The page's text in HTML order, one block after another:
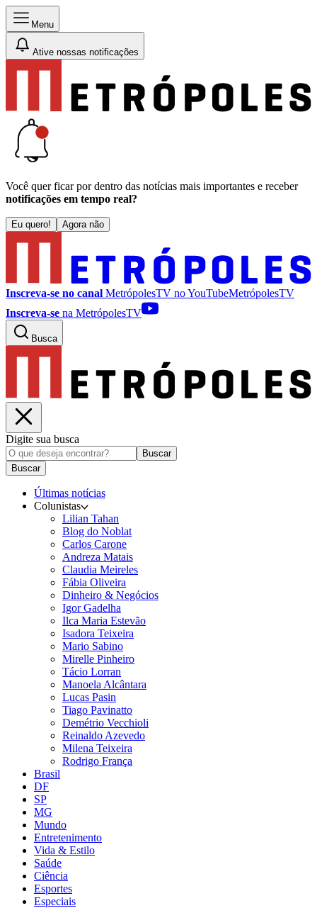
Menu
Ative nossas notificações
Você quer ficar por dentro das notícias mais importantes e receber
notificações em tempo real?
Eu quero! Agora não
Inscreva-se no canal MetrópolesTV noYouTubeMetrópolesTV
Inscreva-se na MetrópolesTV
Busca
Digite sua busca
Buscar
Buscar
Últimas notícias
Colunistas
Lilian Tahan
Blog do Noblat
Carlos Carone
Andreza Matais
Claudia Meireles
Fábia Oliveira
Dinheiro & Negócios
Igor Gadelha
Ilca Maria Estevão
Isadora Teixeira
Mario Sabino
Mirelle Pinheiro
Tácio Lorran
Manoela Alcântara
Lucas Pasin
Tiago Pavinatto
Demétrio Vecchioli
Reinaldo Azevedo
Milena Teixeira
Rodrigo França
Brasil
DF
SP
MG
Mundo
Entretenimento
Vida & Estilo
Saúde
Ciência
Esportes
Especiais